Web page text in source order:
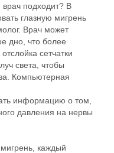
врач подходит? В
глазную мигрень
Врач может
дно, что более
сетчатки
света, чтобы
Компьютерная
информацию о том,
давления на нервы
каждый